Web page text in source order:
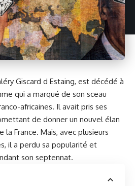
Giscard d Estaing, est décédé à
qui a marqué de son sceau
africaines. Il avait pris ses
de donner un nouvel élan
la France. Mais, avec plusieurs
il a perdu sa popularité et
son septennat.